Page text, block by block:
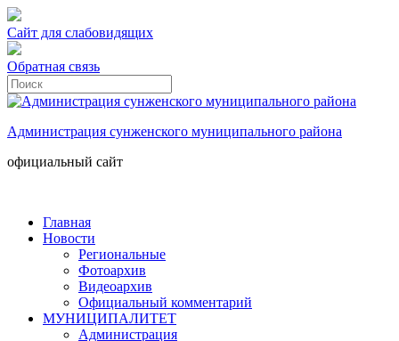
Сайт для слабовидящих
Обратная связь
Администрация сунженского муниципального района
официальный сайт
Главная
Новости
Региональные
Фотоархив
Видеоархив
Официальный комментарий
МУНИЦИПАЛИТЕТ
Администрация